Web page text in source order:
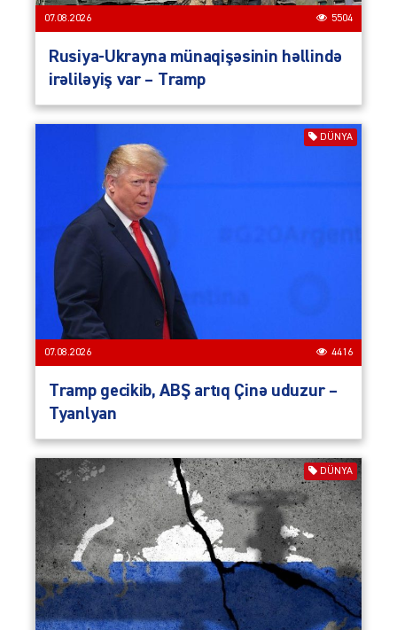
07.08.2026 5504
Rusiya-Ukrayna münaqişəsinin həllində
irəliləyiş var – Tramp
DÜNYA
07.08.2026 4416
Tramp gecikib, ABŞ artıq Çinə uduzur –
Tyanlyan
DÜNYA